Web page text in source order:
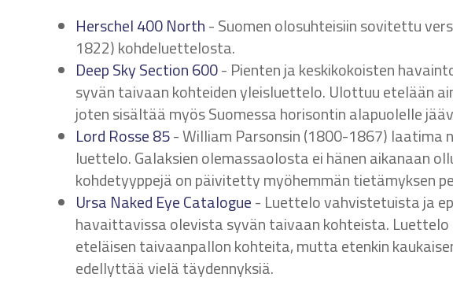
Herschel 400 North- Suomen olosuhteisiin sovitettu
1822) kohdeluettelosta.
Deep Sky Section 600- Pienten ja keskikokoisten
syvän taivaan kohteiden yleisluettelo. Ulottuu etelään
joten sisältää myös Suomessa horisontin alapuolelle
Lord Rosse 85- William Parsonsin (1800-1867) laatima
luettelo. Galaksien olemassaolosta ei hänen aikanaan
kohdetyyppejä on päivitetty myöhemmän tietämyksen
Ursa Naked Eye Catalogue- Luettelo vahvistetuista ja
havaittavissa olevista syvän taivaan kohteista.
eteläisen taivaanpallon kohteita, mutta etenkin
edellyttää vielä täydennyksiä.